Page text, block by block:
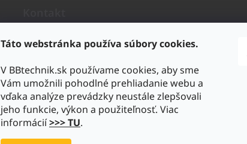
Táto webstránka používa súbory cookies.
V BBtechnik.sk používame cookies, aby sme
Vám umožnili pohodlné prehliadanie webu a
vďaka analýze prevádzky neustále zlepšovali
jeho funkcie, výkon a použiteľnosť. Viac
informácií>>> TU.
bbtechnik
bbtechnik.sk
BB-TECHNIK s.r.o
bbtechnik
https://www.youtube.com/@bb-t
echniks.r.o.7746